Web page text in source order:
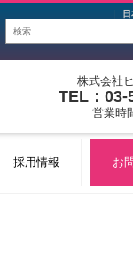
株式会社
TEL：03-
営業時
採用情報 お